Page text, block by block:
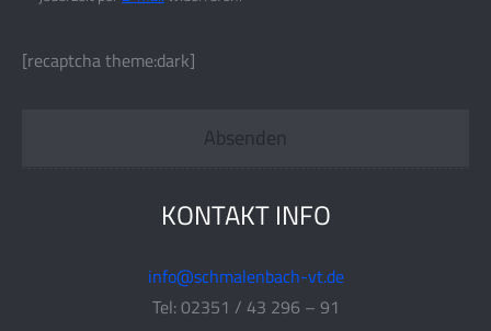
[recaptcha theme:dark]
KONTAKT INFO
info@schmalenbach-vt.de
Tel: 02351 / 43 296 – 91